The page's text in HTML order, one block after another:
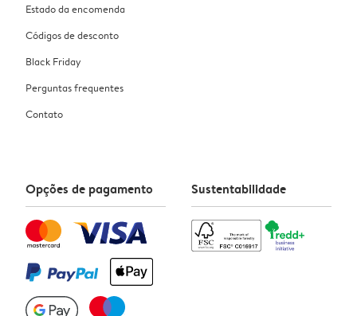
Estado da encomenda
Códigos de desconto
Black Friday
Perguntas frequentes
Contato
Opções de pagamento Sustentabilidade